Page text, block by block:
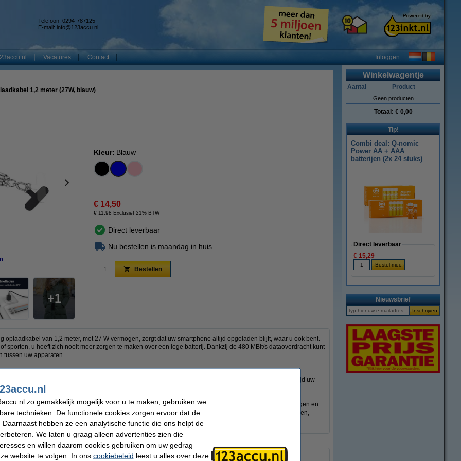
Telefoon: 0294-787125
E-mail: info@123accu.nl
Vacatures Contact Inloggen
1,2 meter (27W, blauw)
vergroten
1
Kleur: Blauw
€ 14,50
€ 11,98 Exclusief 21% BTW
Direct leverbaar
Nu bestellen is maandag in huis
Bestellen
oplaadkabel van 1,2 meter, met 27 W vermogen, zorgt dat uw smartphone altijd opgeladen blijft, waar u ook bent.
sporten, u hoeft zich nooit meer zorgen te maken over een lege batterij. Dankzij de 480 MBit/s dataoverdracht kunt
tussen uw apparaten.
de blauwe kabel comfortabel om uw nek en combineert u functionaliteit met stijl. De kabel is voorzien van
die zorgen voor een lange levensduur en een veilige bevestiging aan uw smartphone. U heeft zo altijd uw
kwijtraakt of in de tas verstrikt raakt.
geleverd met twee bevestigingsplaten voor uw smartphonehoes, zodat u de kabel eenvoudig kunt bevestigen en
voor onderweg, op kantoor of tijdens activiteiten buiten, en biedt u een betrouwbare combinatie van opladen,
in één compact ontwerp.
Input connector:
USB-C
Winkelwagentje
Aantal Product
Geen producten
Totaal: € 0,00
Tip!
Combi deal: Q-nomic
Power AA + AAA
batterijen (2x 24 stuks)
Direct leverbaar
€ 15,29
Nieuwsbrief
zo gemakkelijk mogelijk voor u te maken, gebruiken we
technieken. De functionele cookies zorgen ervoor dat de
hebben ze een analytische functie die ons helpt de
We laten u graag alleen advertenties zien die
en willen daarom cookies gebruiken om uw gedrag
website te volgen. In ons cookiebeleid leest u alles over deze